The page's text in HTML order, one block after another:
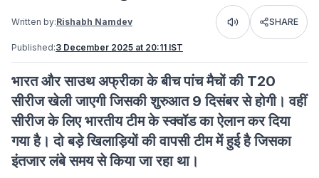
Written by:Rishabh Namdev Listen SHARE
Published:3 December 2025 at 20:11 IST
भारत और साउथ अफ्रीका के बीच पांच मैचों की T20
सीरीज खेली जाएगी जिसकी शुरुआत 9 दिसंबर से होगी। वहीं
सीरीज के लिए भारतीय टीम के स्क्वॉड का ऐलान कर दिया
गया है। दो बड़े खिलाड़ियों की वापसी टीम में हुई है जिसका
इंतजार लंबे समय से किया जा रहा था।